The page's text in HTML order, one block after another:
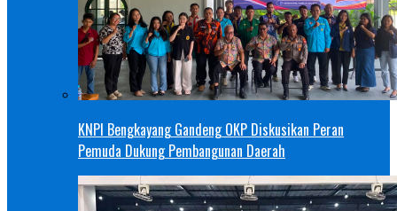
KNPI Bengkayang Gandeng OKP Diskusikan Peran
Pemuda Dukung Pembangunan Daerah